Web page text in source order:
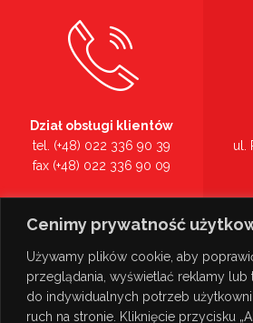
Cenimy prywatność
Używamy plików cookie, aby
przeglądania, wyświetlać reklamy lub
do indywidualnych potrzeb
ruch na stronie. Kliknięcie przycisku
Dział obsługi klientów
tel. (+48) 022 336 90 39
fax (+48) 022 336 90 09
tel. (+48) 022 336 90 00
ul.